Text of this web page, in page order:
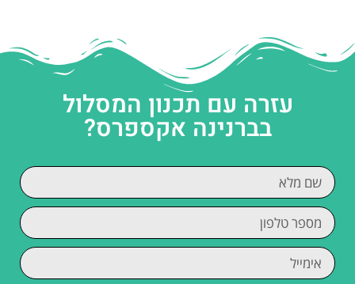
עזרה עם תכנון המסלול
בברנינה אקספרס?